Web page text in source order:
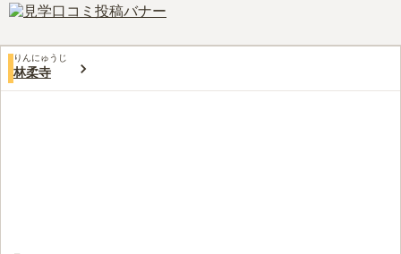
りんにゅうじ
林柔寺